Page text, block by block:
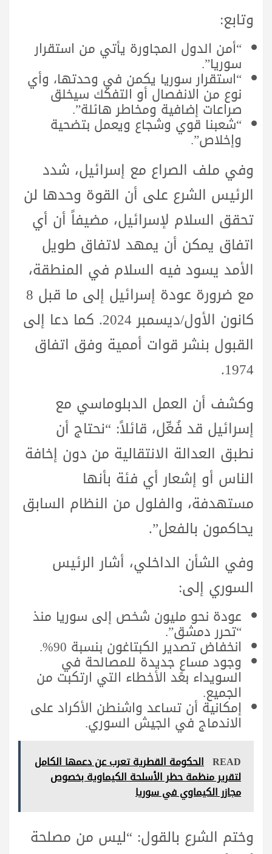
وتابع:
“أمن الدول المجاورة يأتي من استقرار
سوريا”.
“استقرار سوريا يكمن في وحدتها، وأي
نوع من الانفصال أو التفكك سيخلق
صراعات إضافية ومخاطر هائلة”.
“شعبنا قوي وشجاع ويعمل بتضحية
وإخلاص”.
وفي ملف الصراع مع إسرائيل، شدد
الرئيس الشرع على أن القوة وحدها لن
تحقق السلام لإسرائيل، مضيفاً أن أي
اتفاق يمكن أن يمهد لاتفاق طويل
الأمد يسود فيه السلام في المنطقة،
مع ضرورة عودة إسرائيل إلى ما قبل 8
كانون الأول/ديسمبر 2024. كما دعا إلى
القبول بنشر قوات أممية وفق اتفاق
1974.
وكشف أن العمل الدبلوماسي مع
إسرائيل قد فُعِّل، قائلاً: “نحتاج أن
نطبق العدالة الانتقالية من دون إخافة
الناس أو إشعار أي فئة بأنها
مستهدفة، والفلول من النظام السابق
يحاكمون بالفعل”.
وفي الشأن الداخلي، أشار الرئيس
السوري إلى:
عودة نحو مليون شخص إلى سوريا منذ
“تحرر دمشق”.
انخفاض تصدير الكبتاغون بنسبة 90%.
وجود مساعٍ جديدة للمصالحة في
السويداء بعد الأخطاء التي ارتكبت من
الجميع.
إمكانية أن تساعد واشنطن الأكراد على
الاندماج في الجيش السوري.
READ الحكومة القطرية تعرب عن دعمها الكامل
لتقرير منظمة حظر الأسلحة الكيماوية بخصوص
مجازر الكيماوي في سوريا
وختم الشرع بالقول: “ليس من مصلحة